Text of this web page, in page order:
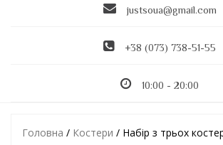
justsoua@gmail.com
+38 (073) 738-51-55
10:00 - 20:00
Головна / Костери / Набір з трьох